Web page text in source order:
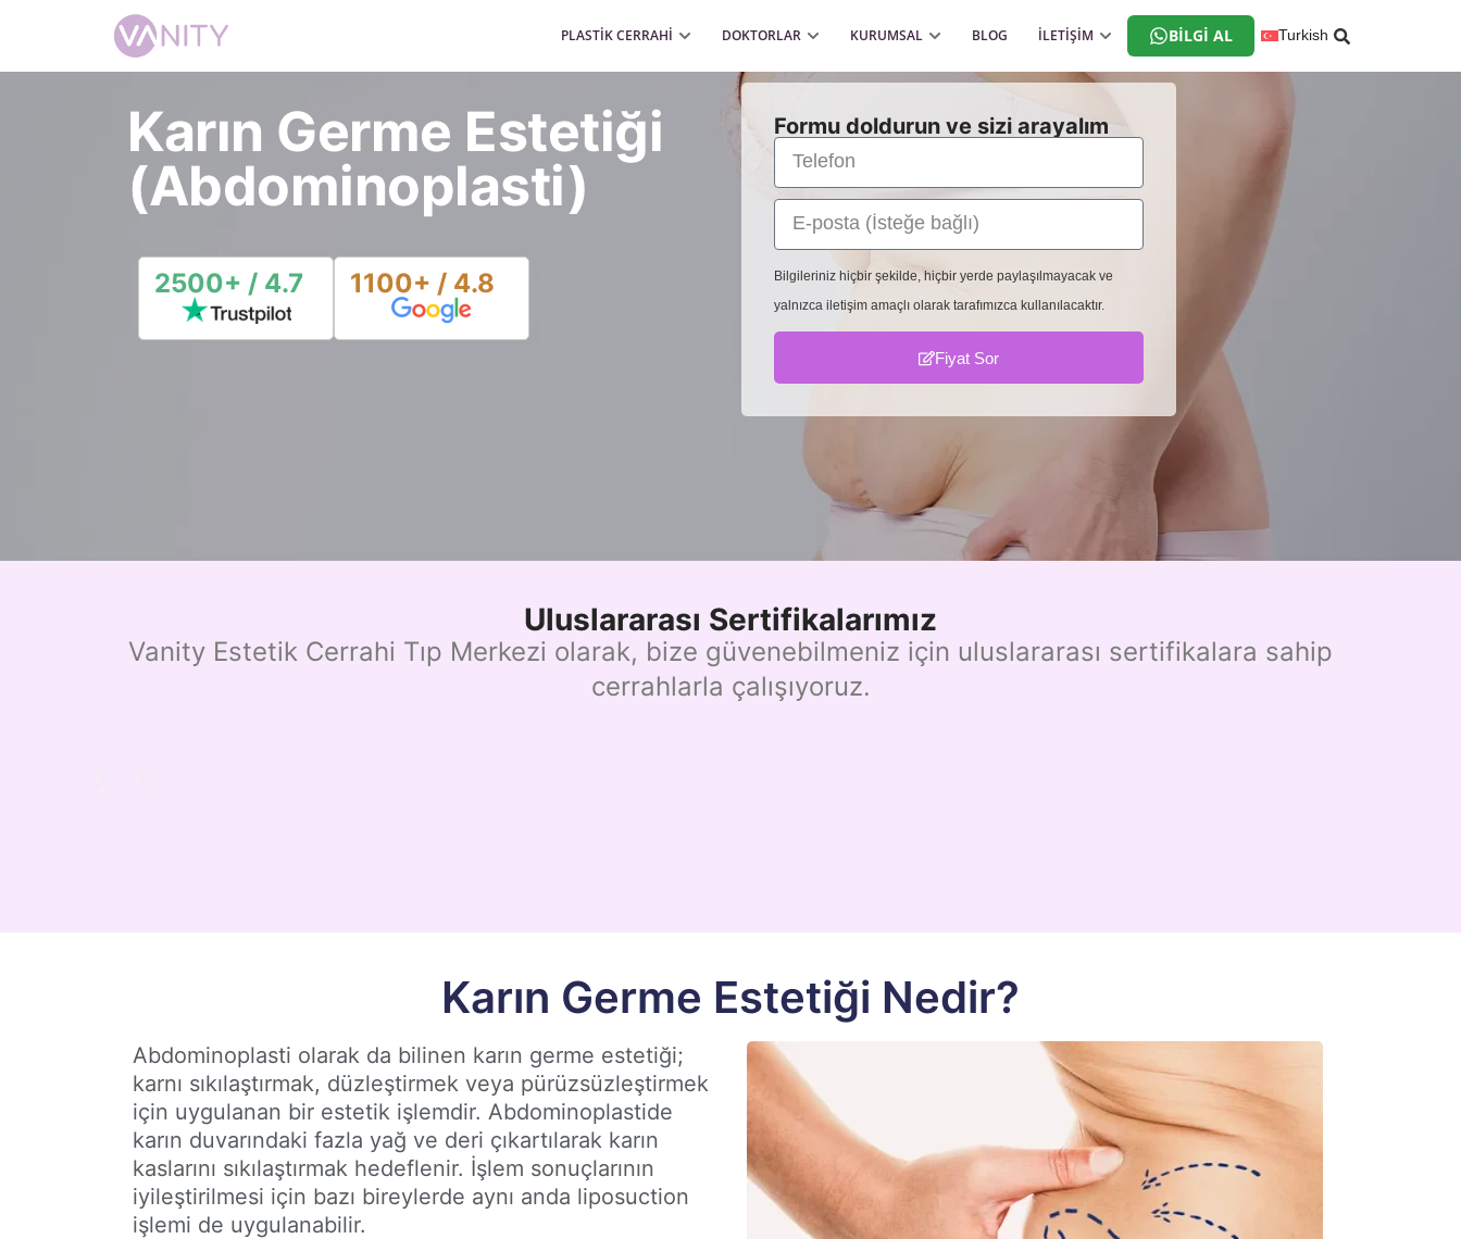
PLASTİK CERRAHİ DOKTORLAR KURUMSAL BLOG İLETİŞİM BILGI AL Turkish
Karın Germe Estetiği
(Abdominoplasti)
2500+ / 4.7 1100+ / 4.8
Formu doldurun ve sizi arayalım
Bilgileriniz hiçbir şekilde, hiçbir yerde paylaşılmayacak ve
yalnızca iletişim amaçlı olarak tarafımızca kullanılacaktır.
Fiyat Sor
Uluslararası Sertifikalarımız
Vanity Estetik Cerrahi Tıp Merkezi olarak, bize güvenebilmeniz için uluslararası sertifikalara sahip
cerrahlarla çalışıyoruz.
Karın Germe Estetiği Nedir?
Abdominoplasti olarak da bilinen karın germe estetiği;
karnı sıkılaştırmak, düzleştirmek veya pürüzsüzleştirmek
için uygulanan bir estetik işlemdir. Abdominoplastide
karın duvarındaki fazla yağ ve deri çıkartılarak karın
kaslarını sıkılaştırmak hedeflenir. İşlem sonuçlarının
iyileştirilmesi için bazı bireylerde aynı anda liposuction
işlemi de uygulanabilir.